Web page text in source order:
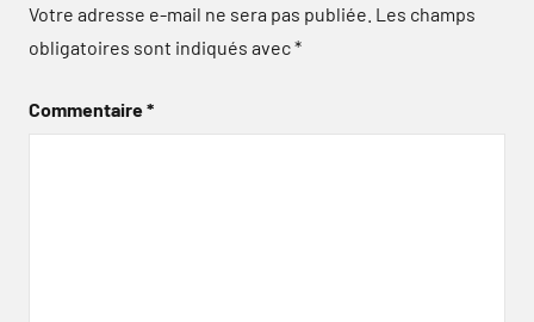
Votre adresse e-mail ne sera pas publiée. Les champs
obligatoires sont indiqués avec*
Commentaire*